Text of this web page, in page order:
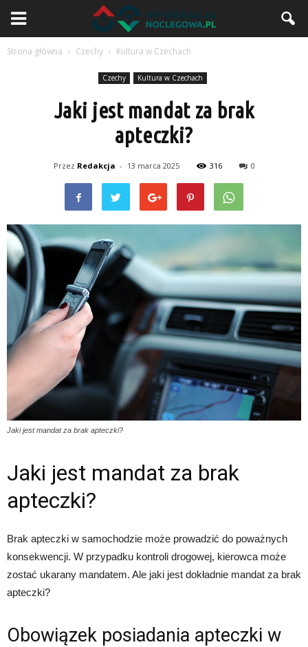
Strona główna Czechy Kultura w Czechach
Czechy Kultura w Czechach
Jaki jest mandat za brak
apteczki?
Przez Redakcja - 13 marca 2025 316 0
Jaki jest mandat za brak apteczki?
Jaki jest mandat za brak
apteczki?
Brak apteczki w samochodzie może prowadzić do poważnych
konsekwencji. W przypadku kontroli drogowej, kierowca może
zostać ukarany mandatem. Ale jaki jest dokładnie mandat za brak
apteczki?
Obowiązek posiadania apteczki w